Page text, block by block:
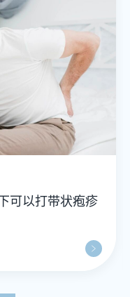
可以打带状疱疹